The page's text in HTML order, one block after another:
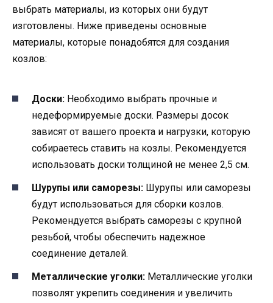
выбрать материалы, из которых они будут
изготовлены. Ниже приведены основные
материалы, которые понадобятся для создания
козлов:
Доски: Необходимо выбрать прочные и
недеформируемые доски. Размеры досок
зависят от вашего проекта и нагрузки, которую
собираетесь ставить на козлы. Рекомендуется
использовать доски толщиной не менее 2,5 см.
Шурупы или саморезы: Шурупы или саморезы
будут использоваться для сборки козлов.
Рекомендуется выбрать саморезы с крупной
резьбой, чтобы обеспечить надежное
соединение деталей.
Металлические уголки: Металлические уголки
позволят укрепить соединения и увеличить